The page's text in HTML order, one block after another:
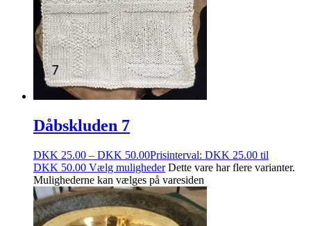
Dåbskluden 7
DKK 25.00 – DKK 50.00Prisinterval: DKK 25.00 til
DKK 50.00 Vælg muligheder Dette vare har flere varianter.
Mulighederne kan vælges på varesiden